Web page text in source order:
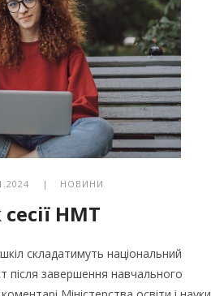
| НОВИНИ
НМТ
складатимуть національний
після завершення навчального